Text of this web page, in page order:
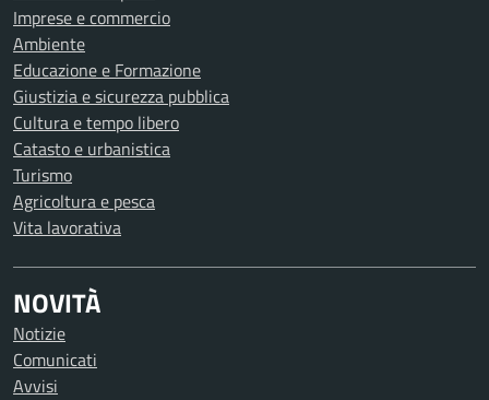
Imprese e commercio
Ambiente
Educazione e Formazione
Giustizia e sicurezza pubblica
Cultura e tempo libero
Catasto e urbanistica
Turismo
Agricoltura e pesca
Vita lavorativa
NOVITÀ
Notizie
Comunicati
Avvisi